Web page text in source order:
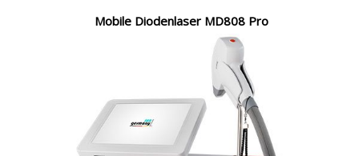
Mobile Diodenlaser MD808 Pro